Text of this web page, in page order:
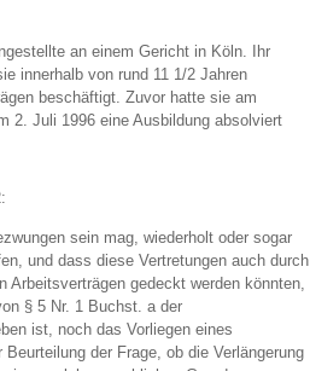
an einem Gericht in Köln. Ihr
innerhalb von rund 11 1/2 Jahren
beschäftigt. Zuvor hatte sie am
2. Juli 1996 eine Ausbildung absolviert
sein mag, wiederholt oder sogar
und dass diese Vertretungen auch durch
gedeckt werden könnten,
§ 5 Nr. 1 Buchst. a der
ist, noch das Vorliegen eines
der Frage, ob die Verlängerung